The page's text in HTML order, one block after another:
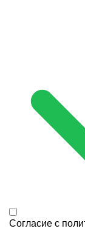
Согласие с